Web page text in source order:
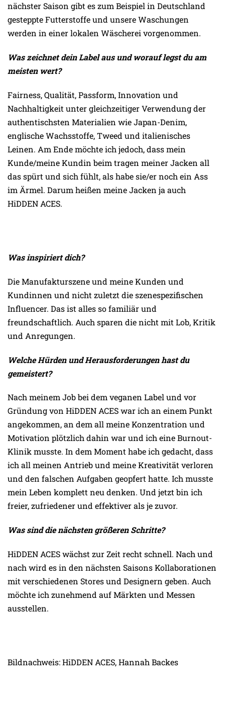
nächster Saison gibt es zum Beispiel in Deutschland
gesteppte Futterstoffe und unsere Waschungen
werden in einer lokalen Wäscherei vorgenommen.
Was zeichnet dein Label aus und worauf legst du am
meisten wert?
Fairness, Qualität, Passform, Innovation und
Nachhaltigkeit unter gleichzeitiger Verwendung der
authentischsten Materialien wie Japan-Denim,
englische Wachsstoffe, Tweed und italienisches
Leinen. Am Ende möchte ich jedoch, dass mein
Kunde/meine Kundin beim tragen meiner Jacken all
das spürt und sich fühlt, als habe sie/er noch ein Ass
im Ärmel. Darum heißen meine Jacken ja auch
HiDDEN ACES.
Was inspiriert dich?
Die Manufakturszene und meine Kunden und
Kundinnen und nicht zuletzt die szenespezifischen
Influencer. Das ist alles so familiär und
freundschaftlich. Auch sparen die nicht mit Lob, Kritik
und Anregungen.
Welche Hürden und Herausforderungen hast du
gemeistert?
Nach meinem Job bei dem veganen Label und vor
Gründung von HiDDEN ACES war ich an einem Punkt
angekommen, an dem all meine Konzentration und
Motivation plötzlich dahin war und ich eine Burnout-
Klinik musste. In dem Moment habe ich gedacht, dass
ich all meinen Antrieb und meine Kreativität verloren
und den falschen Aufgaben geopfert hatte. Ich musste
mein Leben komplett neu denken. Und jetzt bin ich
freier, zufriedener und effektiver als je zuvor.
Was sind die nächsten größeren Schritte?
HiDDEN ACES wächst zur Zeit recht schnell. Nach und
nach wird es in den nächsten Saisons Kollaborationen
mit verschiedenen Stores und Designern geben. Auch
möchte ich zunehmend auf Märkten und Messen
ausstellen.
Bildnachweis: HiDDEN ACES, Hannah Backes